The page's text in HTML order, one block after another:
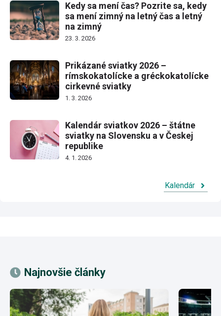
Kedy sa mení čas? Pozrite sa, kedy
sa mení zimný na letný čas a letný
na zimný
23. 3. 2026
Prikázané sviatky 2026 –
rímskokatolícke a gréckokatolícke
cirkevné sviatky
1. 3. 2026
Kalendár sviatkov 2026 – štátne
sviatky na Slovensku a v Českej
republike
4. 1. 2026
Kalendár
Najnovšie články